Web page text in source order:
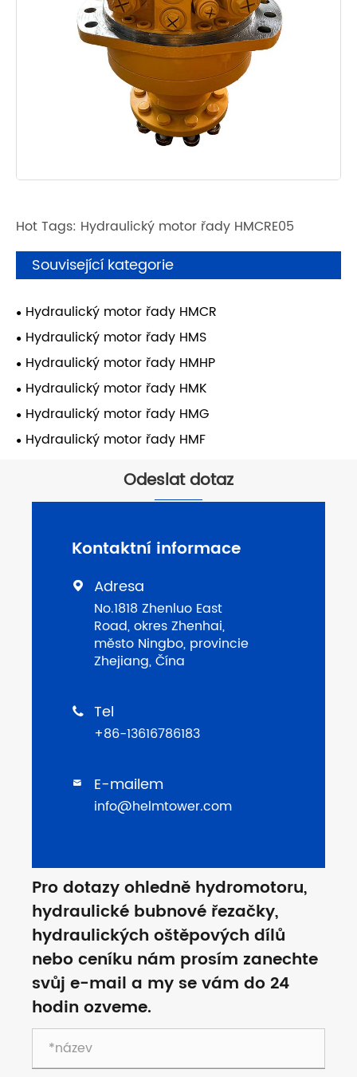
Hot Tags: Hydraulický motor řady HMCRE05
Související kategorie
Hydraulický motor řady HMCR
Hydraulický motor řady HMS
Hydraulický motor řady HMHP
Hydraulický motor řady HMK
Hydraulický motor řady HMG
Hydraulický motor řady HMF
Odeslat dotaz
Kontaktní informace
 Adresa
No.1818 Zhenluo East
Road, okres Zhenhai,
město Ningbo, provincie
Zhejiang, Čína
 Tel
+86-13616786183
 E-mailem
info@helmtower.com
Pro dotazy ohledně hydromotoru,
hydraulické bubnové řezačky,
hydraulických oštěpových dílů
nebo ceníku nám prosím zanechte
svůj e-mail a my se vám do 24
hodin ozveme.